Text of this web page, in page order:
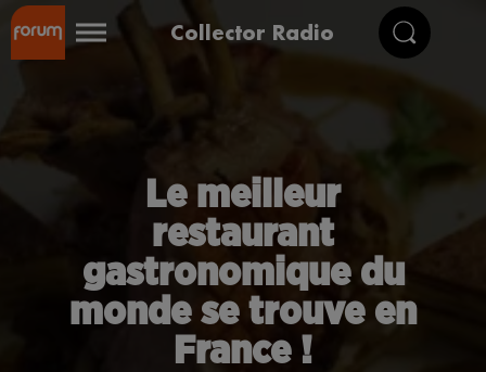
Collector Radio
Le meilleur
restaurant
gastronomique du
monde se trouve en
France !